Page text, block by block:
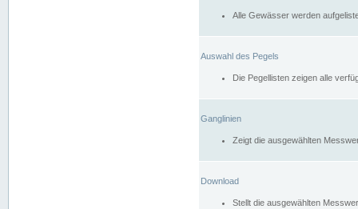
Alle Gewässer werden
Auswahl des Pegels
Die Pegellisten zeigen alle
Ganglinien
Zeigt die ausgewählten
Download
Stellt die ausgewählten